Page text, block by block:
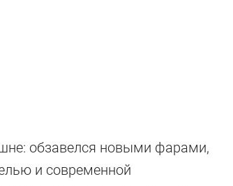
обзавелся новыми фарами,
и современной